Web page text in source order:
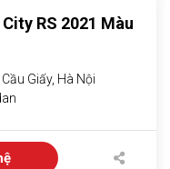
RS 2021 Màu
Giấy, Hà Nội